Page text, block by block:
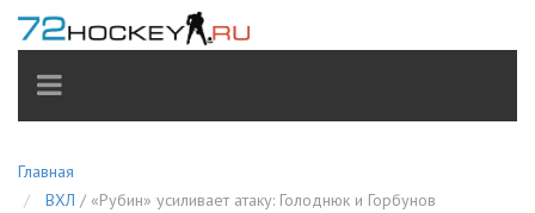
TOGGLE
NAVIGATION
Главная
ВХЛ / «Рубин» усиливает атаку: Голоднюк и Горбунов